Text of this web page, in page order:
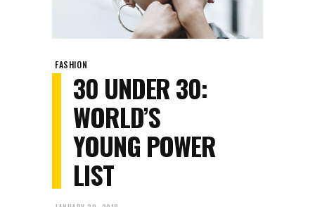
FASHION
30 UNDER 30:
WORLD’S
YOUNG POWER
LIST